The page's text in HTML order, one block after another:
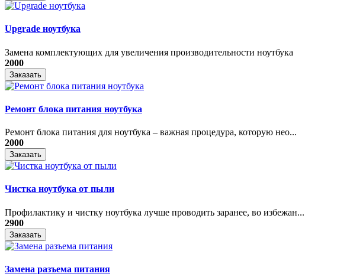
Upgrade ноутбука
Замена комплектующих для увеличения производительности ноутбука
2000
Заказать
Ремонт блока питания ноутбука
​Ремонт блока питания для ноутбука – важная процедура, которую нео...
2000
Заказать
Чистка ноутбука от пыли
Профилактику и чистку ноутбука лучше проводить заранее, во избежан...
2900
Заказать
Замена разъема питания